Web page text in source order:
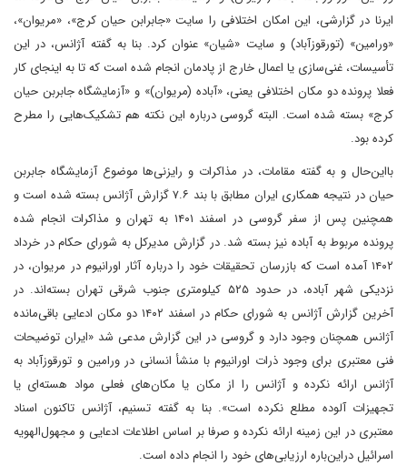
ایرنا در گزارشی، این امکان اختلافی را سایت «جابرابن حیان کرج»، «مریوان»،
«ورامین» (تورقوزآباد) و سایت «شیان» عنوان کرد. بنا به گفته آژانس، در این
تأسیسات، غنی‌سازی یا اعمال خارج از پادمان انجام شده است که تا به اینجای کار
فعلا پرونده دو مکان اختلافی یعنی، «آباده (مریوان)» و «آزمایشگاه جابر‌بن حیان
کرج» بسته شده است. البته گروسی درباره این نکته هم تشکیک‌هایی را مطرح
کرده بود.
با‌این‌حال و به گفته مقامات، در مذاکرات و رایزنی‌ها موضوع آزمایشگاه جابربن
حیان در نتیجه همکاری ایران مطابق با بند ۷.۶ گزارش آژانس بسته شده است و
همچنین پس از سفر گروسی در اسفند ۱۴۰۱ به تهران و مذاکرات انجام شده
پرونده مربوط به آباده نیز بسته شد. در گزارش مدیرکل به شورای حکام در خرداد
۱۴۰۲ آمده است که بازرسان تحقیقات خود را درباره آثار اورانیوم در مریوان، در
نزدیکی شهر آباده، در حدود ۵۲۵ کیلومتری جنوب شرقی تهران بسته‌اند. در
آخرین گزارش آژانس به شورای حکام در اسفند ۱۴۰۲ دو مکان ادعایی باقی‌مانده
آژانس همچنان وجود دارد و گروسی در این گزارش مدعی شد «ایران توضیحات
فنی معتبری برای وجود ذرات اورانیوم با منشأ انسانی در ورامین و تورقوزآباد به
آژانس ارائه نکرده و آژانس را از مکان یا مکان‌های فعلی مواد هسته‌ای یا
تجهیزات آلوده مطلع نکرده است». بنا به گفته تسنیم، آژانس تاکنون اسناد
معتبری در این زمینه ارائه نکرده و صرفا بر اساس اطلاعات ادعایی و مجهول‌الهویه
اسرائیل در‌این‌باره ارزیابی‌های خود را انجام داده است.